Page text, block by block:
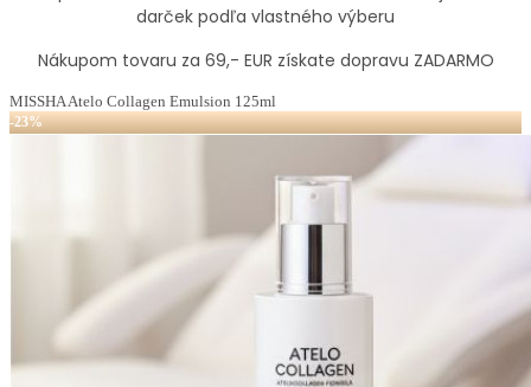
darček podľa vlastného výberu
Nákupom tovaru za 69,- EUR získate dopravu ZADARMO
MISSHA Atelo Collagen Emulsion 125ml
-23%